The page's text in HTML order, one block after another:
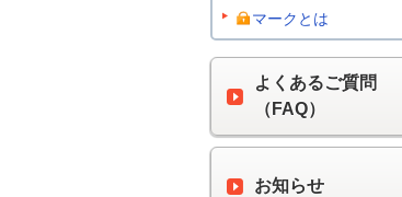
マークとは
よくあるご質問
（FAQ）
お知らせ